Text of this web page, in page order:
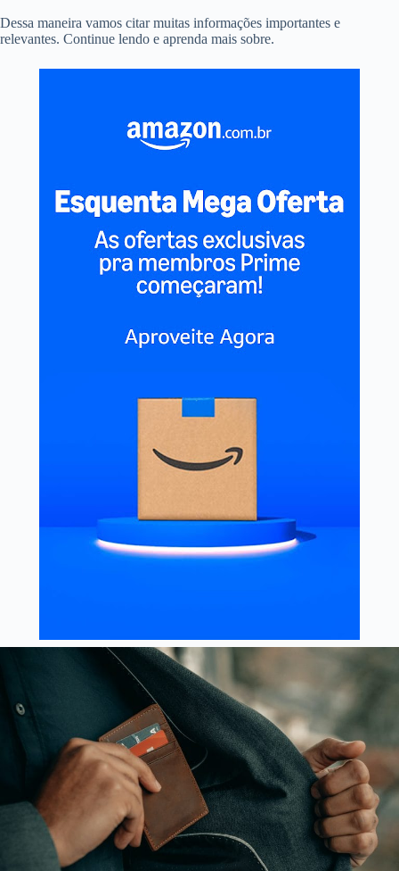
Dessa maneira vamos citar muitas informações importantes e
relevantes. Continue lendo e aprenda mais sobre.